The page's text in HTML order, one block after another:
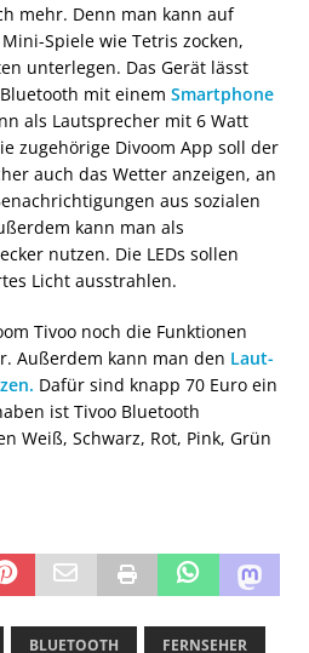
mehr. Denn man kann auf
Spiele wie Tetris zocken,
unterlegen. Das Gerät lässt
mit einem Smartphone
als Lautsprecher mit 6 Watt
zugehörige Divoom App soll der
auch das Wetter anzeigen, an
aus sozialen
kann man als
nutzen. Die LEDs sollen
Licht ausstrahlen.
Tivoo noch die Funktionen
Außerdem kann man den Laut-
Dafür sind knapp 70 Euro ein
ist Tivoo Bluetooth
Weiß, Schwarz, Rot, Pink, Grün
BLUETOOTH FERNSEHER